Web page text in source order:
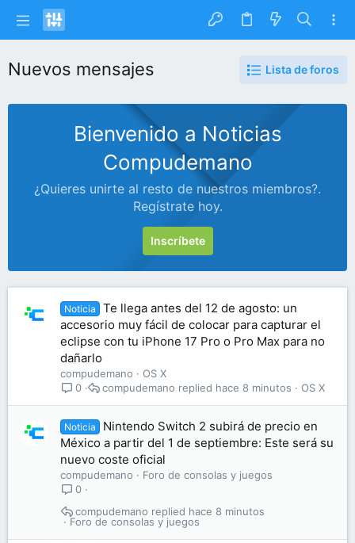
Nuevos mensajes Lista de foros
Bienvenido a Noticias
Compudemano
¿Quieres unirte al resto de nuestros miembros?.
Regístrate hoy.
Inscríbete
Noticia
Te llega antes del 12 de agosto: un
accesorio muy fácil de colocar para capturar el
eclipse con tu iPhone 17 Pro o Pro Max para no
dañarlo
compudemano
OS X
0
OS X
hace 8 minutos
compudemano
Noticia
Nintendo Switch 2 subirá de precio en
México a partir del 1 de septiembre: Este será su
nuevo coste oficial
compudemano
Foro de consolas y juegos
0
Foro de consolas y juegos
hace 8 minutos
compudemano